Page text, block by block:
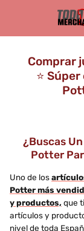
Comprar
⭐️
¿Buscas
Potter
Uno de los
Potter más
y productos, que
artículos y
nivel de toda